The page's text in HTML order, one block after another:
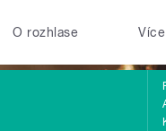
O rozhlase Více